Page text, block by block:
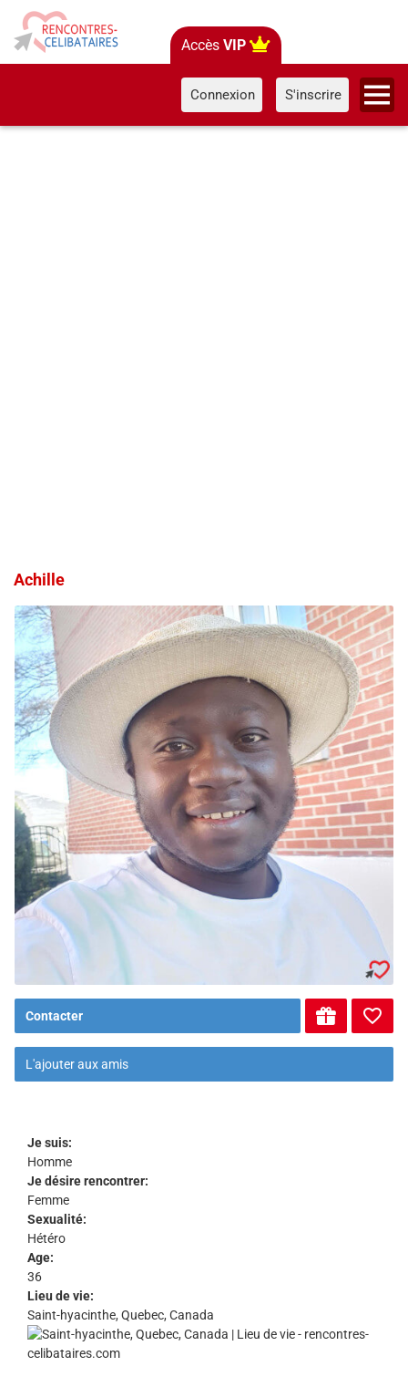
Accès VIP
Connexion S'inscrire
Achille
Contacter
L'ajouter aux amis
Je suis:
Homme
Je désire rencontrer:
Femme
Sexualité:
Hétéro
Age:
36
Lieu de vie:
Saint-hyacinthe, Quebec, Canada